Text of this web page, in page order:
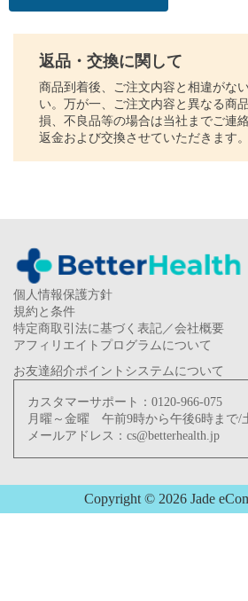
返品・交換に関して
商品到着後、ご注文内容と相違がな
い。万が一、ご注文内容と異なる商
損、不良品等の場合は当社までご連
返金および交換させていただきます。
個人情報保護方針
規約と条件
特定商取引法に基づく表記／会社概要
アフィリエイトプログラムについて
お友達紹介ポイントシステムについて
カスタマーサポート： 0120-966-075
月曜～金曜 午前9時から午後6時まで/
メールアドレス： cs@betterhealth.jp
Copyright © 2026 Jade